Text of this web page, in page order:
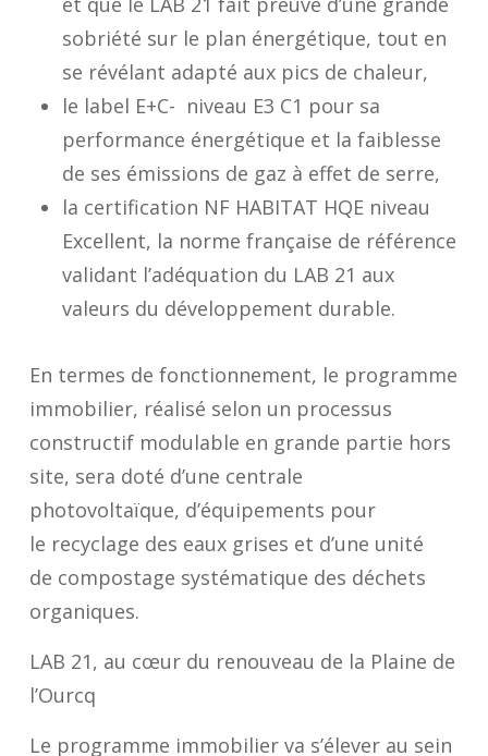
sobriété sur le plan énergétique, tout en
se révélant adapté aux pics de chaleur,
le label E+C- niveau E3 C1 pour sa
performance énergétique et la faiblesse
de ses émissions de gaz à effet de serre,
la certification NF HABITAT HQE niveau
Excellent, la norme française de référence
validant l’adéquation du LAB 21 aux
valeurs du développement durable.
En termes de fonctionnement, le programme
immobilier, réalisé selon un processus
constructif modulable en grande partie hors
site, sera doté d’une centrale
photovoltaïque, d’équipements pour
le recyclage des eaux grises et d’une unité
de compostage systématique des déchets
organiques.
LAB 21, au cœur du renouveau de la Plaine de
l’Ourcq
Le programme immobilier va s’élever au sein